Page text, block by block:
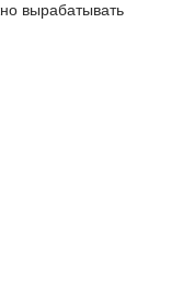
вырабатывать